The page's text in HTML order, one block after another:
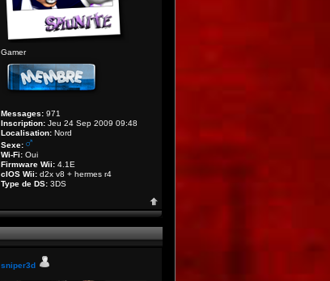
Gamer
Messages: 971
Inscription: Jeu 24 Sep 2009 09:48
Localisation: Nord
Sexe:
Wi-Fi: Oui
Firmware Wii: 4.1E
cIOS Wii: d2x v8 + hermes r4
Type de DS: 3DS
sniper3d